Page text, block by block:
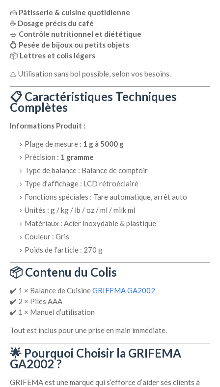
🍰 Pâtisserie & cuisine quotidienne
☕ Dosage précis du café
🥗 Contrôle nutritionnel et diététique
💍 Pesée de bijoux ou petits objets
📦 Lettres et colis légers
⚠️ Utilisation sans bol possible, selon vos besoins.
📋 Caractéristiques Techniques
Complètes
Informations Produit :
Plage de mesure : 1 g à 5000 g
Précision : 1 gramme
Type de balance : Balance de comptoir
Type d’affichage : LCD rétroéclairé
Fonctions spéciales : Tare automatique, arrêt auto
Unités : g / kg / lb / oz / ml / milk ml
Matériaux : Acier inoxydable & plastique
Couleur : Gris
Poids de l’article : 270 g
📦 Contenu du Colis
✔️ 1 × Balance de CuisineGRIFEMA GA2002
✔️ 2 × Piles AAA
✔️ 1 × Manuel d’utilisation
Tout est inclus pour une prise en main immédiate.
🌟 Pourquoi Choisir la GRIFEMA
GA2002 ?
GRIFEMA est une marque qui s’efforce d’aider ses clients à